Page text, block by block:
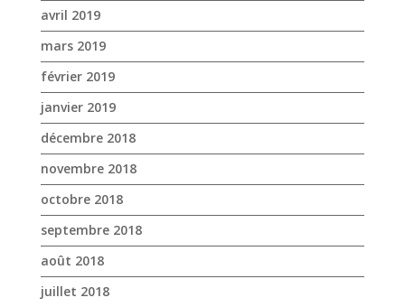
novembre 2018
octobre 2018
septembre 2018
août 2018
juillet 2018
juin 2018
mai 2018
avril 2018
mars 2018
février 2018